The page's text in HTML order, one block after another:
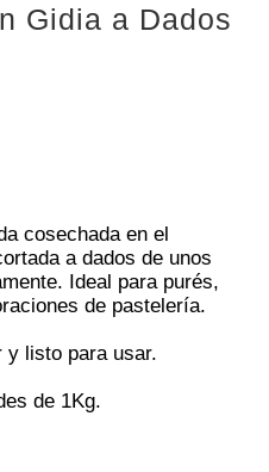
Gidia a Dados
cosechada en el
a dados de unos
Ideal para purés,
de pastelería.
y listo para usar.
de 1Kg.